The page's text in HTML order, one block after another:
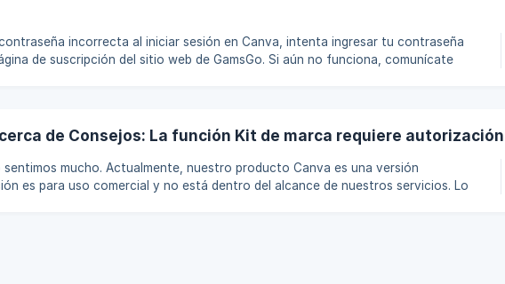
incorrecta al iniciar sesión en Canva, intenta ingresar tu contraseña
de suscripción del sitio web de GamsGo. Si aún no funciona, comunícate
de Consejos: La función Kit de marca requiere
es para uso comercial y no está dentro del alcance de nuestros servicios. Lo